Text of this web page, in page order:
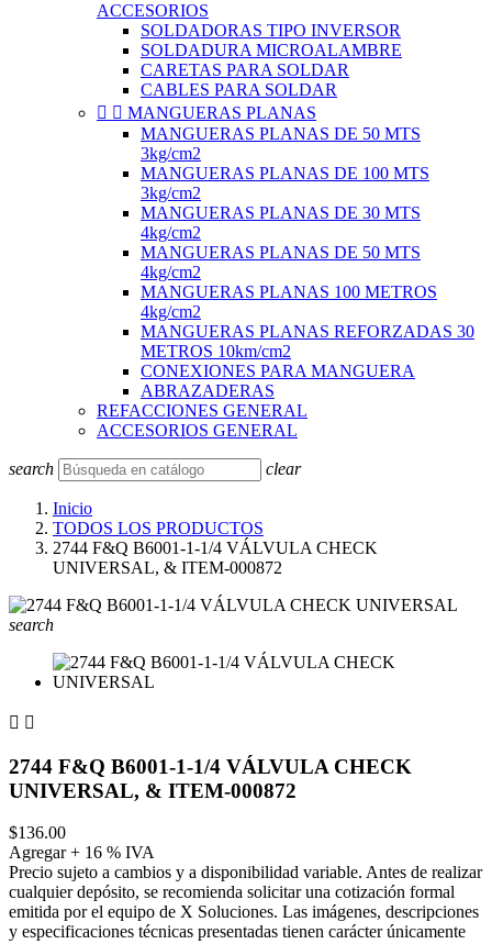
ACCESORIOS
SOLDADORAS TIPO INVERSOR
SOLDADURA MICROALAMBRE
CARETAS PARA SOLDAR
CABLES PARA SOLDAR
  MANGUERAS PLANAS
MANGUERAS PLANAS DE 50 MTS
3kg/cm2
MANGUERAS PLANAS DE 100 MTS
3kg/cm2
MANGUERAS PLANAS DE 30 MTS
4kg/cm2
MANGUERAS PLANAS DE 50 MTS
4kg/cm2
MANGUERAS PLANAS 100 METROS
4kg/cm2
MANGUERAS PLANAS REFORZADAS 30
METROS 10km/cm2
CONEXIONES PARA MANGUERA
ABRAZADERAS
REFACCIONES GENERAL
ACCESORIOS GENERAL
search clear
Inicio
TODOS LOS PRODUCTOS
2744 F&Q B6001-1-1/4 VÁLVULA CHECK
UNIVERSAL, & ITEM-000872
search
 
2744 F&Q B6001-1-1/4 VÁLVULA CHECK
UNIVERSAL, & ITEM-000872
$136.00
Agregar + 16 % IVA
Precio sujeto a cambios y a disponibilidad variable. Antes de realizar
cualquier depósito, se recomienda solicitar una cotización formal
emitida por el equipo de X Soluciones. Las imágenes, descripciones
y especificaciones técnicas presentadas tienen carácter únicamente